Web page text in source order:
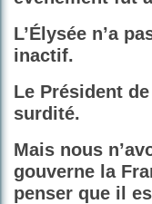
L’Élysée n’a
inactif.
Le Président
surdité.
Mais nous
gouverne la
penser que il